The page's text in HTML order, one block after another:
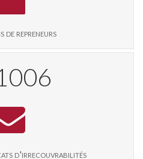
de repreneurs
d'irrecouvrabilités